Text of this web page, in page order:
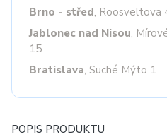
Brno - střed, Roosveltova
Jablonec nad Nisou,
15
Bratislava, Suché Mýto 1
POPIS PRODUKTU